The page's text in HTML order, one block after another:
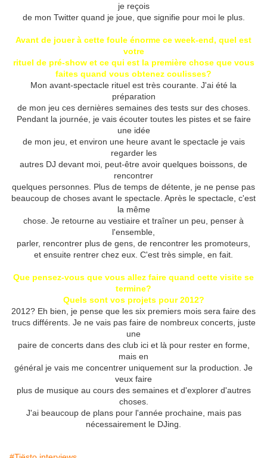
je reçois
de mon Twitter quand je joue, que signifie pour moi le plus.
Avant de jouer à cette foule énorme ce week-end, quel est
votre
rituel de pré-show et ce qui est la première chose que vous
faites quand vous obtenez coulisses?
Mon avant-spectacle rituel est très courante. J'ai été la
préparation
de mon jeu ces dernières semaines des tests sur des choses.
Pendant la journée, je vais écouter toutes les pistes et se faire
une idée
de mon jeu, et environ une heure avant le spectacle je vais
regarder les
autres DJ devant moi, peut-être avoir quelques boissons, de
rencontrer
quelques personnes. Plus de temps de détente, je ne pense pas
beaucoup de choses avant le spectacle. Après le spectacle, c'est
la même
chose. Je retourne au vestiaire et traîner un peu, penser à
l'ensemble,
parler, rencontrer plus de gens, de rencontrer les promoteurs,
et ensuite rentrer chez eux. C'est très simple, en fait.
Que pensez-vous que vous allez faire quand cette visite se
termine?
Quels sont vos projets pour 2012?
2012? Eh bien, je pense que les six premiers mois sera faire des
trucs différents. Je ne vais pas faire de nombreux concerts, juste
une
paire de concerts dans des club ici et là pour rester en forme,
mais en
général je vais me concentrer uniquement sur la production. Je
veux faire
plus de musique au cours des semaines et d'explorer d'autres
choses.
J'ai beaucoup de plans pour l'année prochaine, mais pas
nécessairement le DJing.